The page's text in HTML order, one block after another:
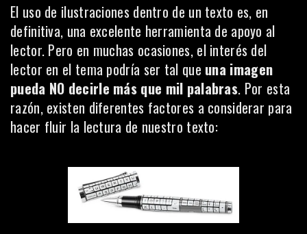
El uso de ilustraciones dentro de un texto es, en
definitiva, una excelente herramienta de apoyo al
lector. Pero en muchas ocasiones, el interés del
lector en el tema podría ser tal que una imagen
pueda NO decirle más que mil palabras. Por esta
razón, existen diferentes factores a considerar para
hacer fluir la lectura de nuestro texto: